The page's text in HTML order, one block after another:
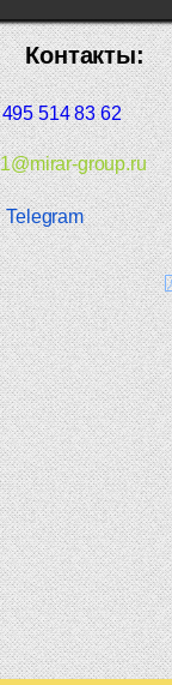
Контакты:
514 83 62
1@mirar-group.ru
Telegram